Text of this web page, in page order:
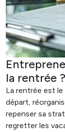
la rentrée ?
La rentrée est
départ,
repenser sa
regretter les